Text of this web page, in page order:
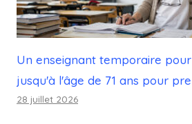
Un enseignant temporaire
jusqu'à l'âge de 71 ans pour
28 juillet 2026